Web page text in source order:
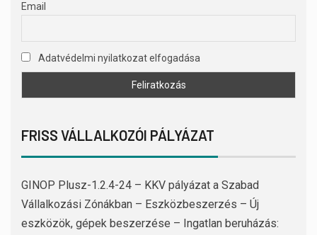
Email
Adatvédelmi nyilatkozat elfogadása
FRISS VÁLLALKOZÓI PÁLYÁZAT
GINOP Plusz-1.2.4-24 – KKV pályázat a Szabad
Vállalkozási Zónákban – Eszközbeszerzés – Új
eszközök, gépek beszerzése – Ingatlan beruházás: